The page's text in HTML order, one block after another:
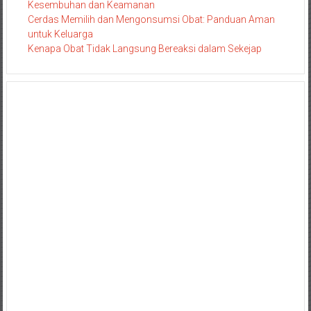
Kesembuhan dan Keamanan
Cerdas Memilih dan Mengonsumsi Obat: Panduan Aman
untuk Keluarga
Kenapa Obat Tidak Langsung Bereaksi dalam Sekejap